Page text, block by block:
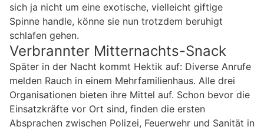
sich ja nicht um eine exotische, vielleicht giftige
Spinne handle, könne sie nun trotzdem beruhigt
schlafen gehen.
Verbrannter Mitternachts-Snack
Später in der Nacht kommt Hektik auf: Diverse Anrufe
melden Rauch in einem Mehrfamilienhaus. Alle drei
Organisationen bieten ihre Mittel auf. Schon bevor die
Einsatzkräfte vor Ort sind, finden die ersten
Absprachen zwischen Polizei, Feuerwehr und Sanität in